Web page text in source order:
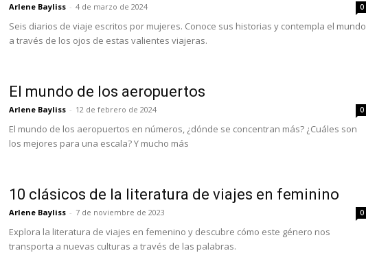
Arlene Bayliss - 4 de marzo de 2024 0
Seis diarios de viaje escritos por mujeres. Conoce sus historias y contempla el mundo
a través de los ojos de estas valientes viajeras.
El mundo de los aeropuertos
Arlene Bayliss - 12 de febrero de 2024 0
El mundo de los aeropuertos en números, ¿dónde se concentran más? ¿Cuáles son
los mejores para una escala? Y mucho más
10 clásicos de la literatura de viajes en feminino
Arlene Bayliss - 7 de noviembre de 2023 0
Explora la literatura de viajes en femenino y descubre cómo este género nos
transporta a nuevas culturas a través de las palabras.